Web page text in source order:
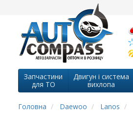
Запчастини
для ТО
Двигун і система
вихлопа
Головна Daewoo Lanos